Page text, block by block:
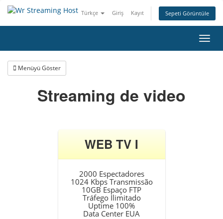
Türkçe Giriş Kayıt Sepeti Görüntüle
Menüyü Göster
Streaming de video
WEB TV I
2000 Espectadores
1024 Kbps Transmissão
10GB Espaço FTP
Tráfego Ilimitado
Uptime 100%
Data Center EUA